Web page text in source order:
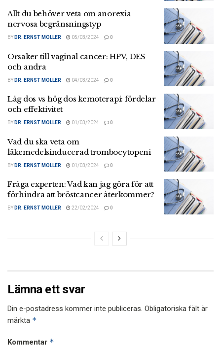
Allt du behöver veta om anorexia
nervosa begränsningstyp
BY DR. ERNST MOLLER 05/03/2024 0
Orsaker till vaginal cancer: HPV, DES
och andra
BY DR. ERNST MOLLER 04/03/2024 0
Låg dos vs hög dos kemoterapi: fördelar
och effektivitet
BY DR. ERNST MOLLER 01/03/2024 0
Vad du ska veta om
läkemedelsinducerad trombocytopeni
BY DR. ERNST MOLLER 01/03/2024 0
Fråga experten: Vad kan jag göra för att
förhindra att bröstcancer återkommer?
BY DR. ERNST MOLLER 22/02/2024 0
Lämna ett svar
Din e-postadress kommer inte publiceras. Obligatoriska fält är
märkta *
Kommentar *